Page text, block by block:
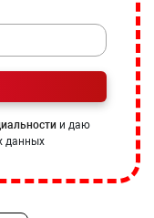
и даю
данных